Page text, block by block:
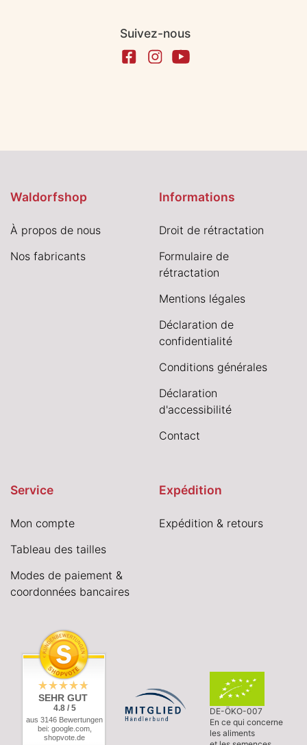
Suivez-nous
Waldorfshop
À propos de nous
Nos fabricants
Informations
Droit de rétractation
Formulaire de
rétractation
Mentions légales
Déclaration de
confidentialité
Conditions générales
Déclaration
d'accessibilité
Contact
Service
Mon compte
Tableau des tailles
Modes de paiement &
coordonnées bancaires
Expédition
Expédition & retours
SEHR GUT
4.8 / 5
aus 3146 Bewertungen
bei: google.com,
shopvote.de
DE-ÖKO-007
En ce qui concerne
les aliments